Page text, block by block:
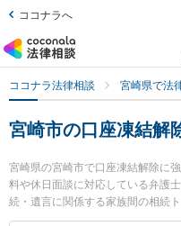
ココナラへ
ココナラ法律相談 宮崎県で法
宮崎市の口座凍結解
宮崎県の宮崎市で口座凍結解除に
料や休日面談に対応している弁護
続・遺言に関係する家族間の相続
な分野での絞り込み検索もでき便